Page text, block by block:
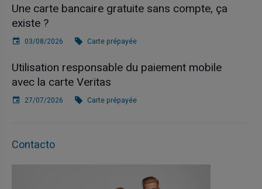
Une carte bancaire gratuite sans compte, ça
existe ?
03/08/2026 Carte prépayée
Utilisation responsable du paiement mobile
avec la carte Veritas
27/07/2026 Carte prépayée
Contacto